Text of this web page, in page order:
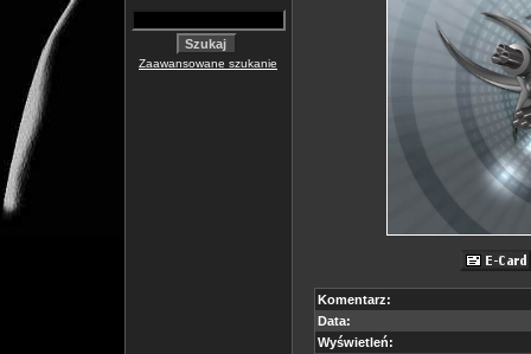
Zaawansowane szukanie
Komentarz:
Data:
Wyświetleń: